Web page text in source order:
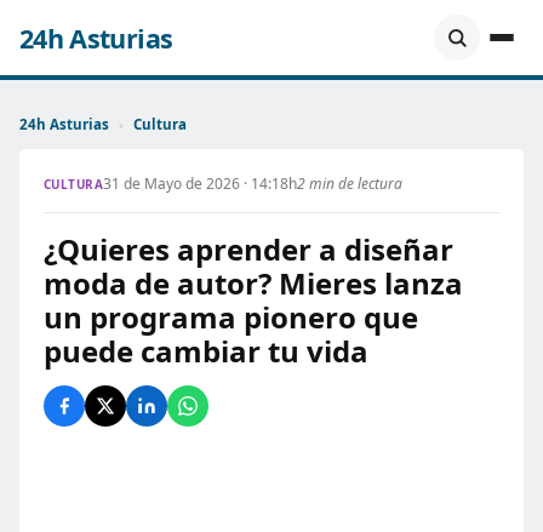
24h Asturias
24h Asturias › Cultura
CULTURA31 de Mayo de 2026 · 14:18h2 min de lectura
¿Quieres aprender a diseñar
moda de autor? Mieres lanza
un programa pionero que
puede cambiar tu vida